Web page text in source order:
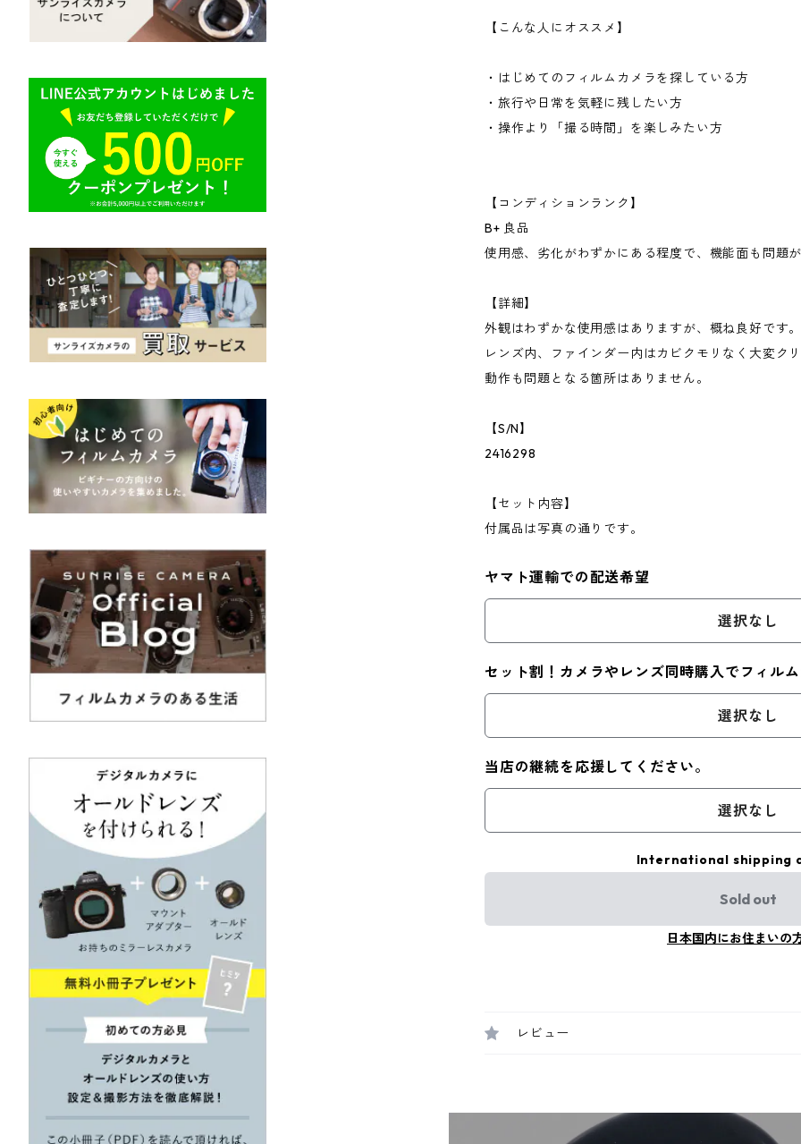
【こんな人にオススメ】
・はじめてのフィルムカメラを探している方
・旅行や日常を気軽に残したい方
・操作より「撮る時間」を楽しみたい方
【コンディションランク】
B+ 良品
使用感、劣化がわずかにある程度で、機能面も問題が
【詳細】
外観はわずかな使用感はありますが、概ね良好です。
レンズ内、ファインダー内はカビクモリなく大変クリ
動作も問題となる箇所はありません。
【S/N】
2416298
【セット内容】
付属品は写真の通りです。
ヤマト運輸での配送希望
選択なし
セット割！カメラやレンズ同時購入でフィル
選択なし
当店の継続を応援してください。
選択なし
International shipping
Sold out
日本国内にお住まいの
レビュー
M645,二眼レフ
Plaubel（プラウベル）
SONY（ソニー）
SIGMA（シグマ）
TAMRON（タムロン）
K&F（ケーアンドエフ）
その他
E（ソニー）
AR（コニカ）
O（その他）